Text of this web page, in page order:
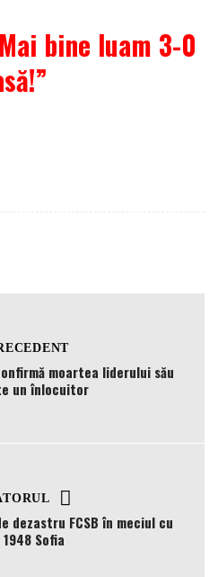
bine luam 3-0
moartea liderului său
un înlocuitor
dezastru FCSB în meciul cu
1948 Sofia